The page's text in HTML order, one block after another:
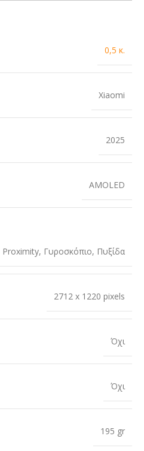
0,5 κ.
Xiaomi
2025
AMOLED
Proximity, Γυροσκόπιο, Πυξίδα
2712 x 1220 pixels
Όχι
Όχι
195 gr